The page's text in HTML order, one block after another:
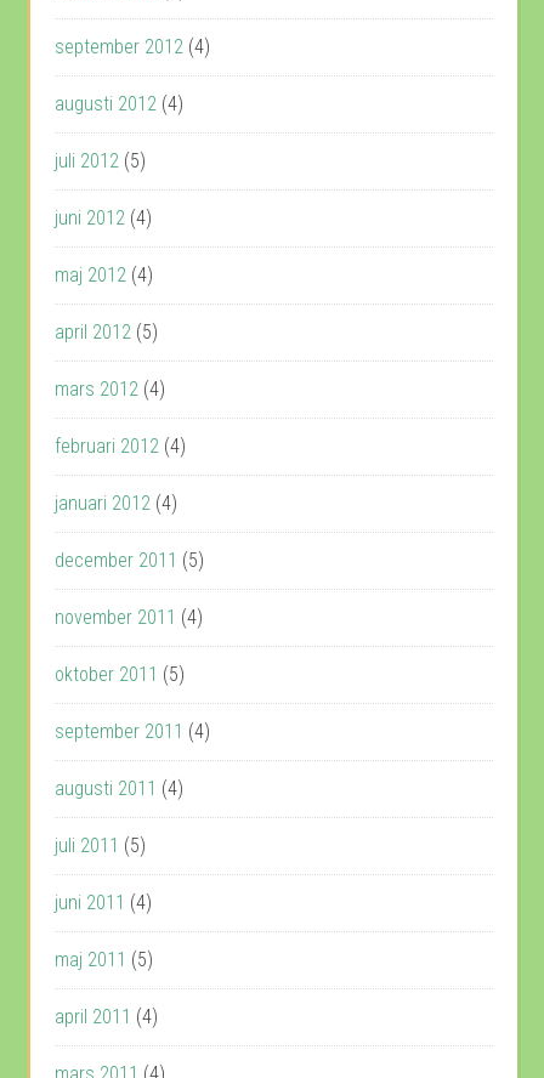
september 2012 (4)
augusti 2012 (4)
juli 2012 (5)
juni 2012 (4)
maj 2012 (4)
april 2012 (5)
mars 2012 (4)
februari 2012 (4)
januari 2012 (4)
december 2011 (5)
november 2011 (4)
oktober 2011 (5)
september 2011 (4)
augusti 2011 (4)
juli 2011 (5)
juni 2011 (4)
maj 2011 (5)
april 2011 (4)